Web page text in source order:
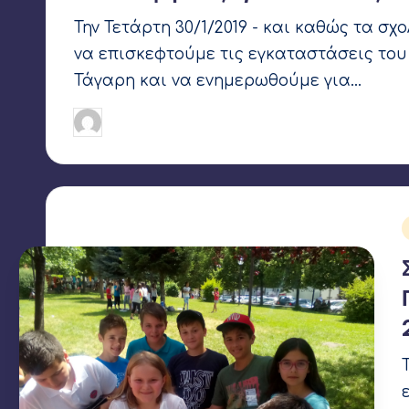
Την Τετάρτη 30/1/2019 - και καθώς τα
να επισκεφτούμε τις εγκαταστάσεις
Τάγαρη και να ενημερωθούμε για…
Συγγραφέας: